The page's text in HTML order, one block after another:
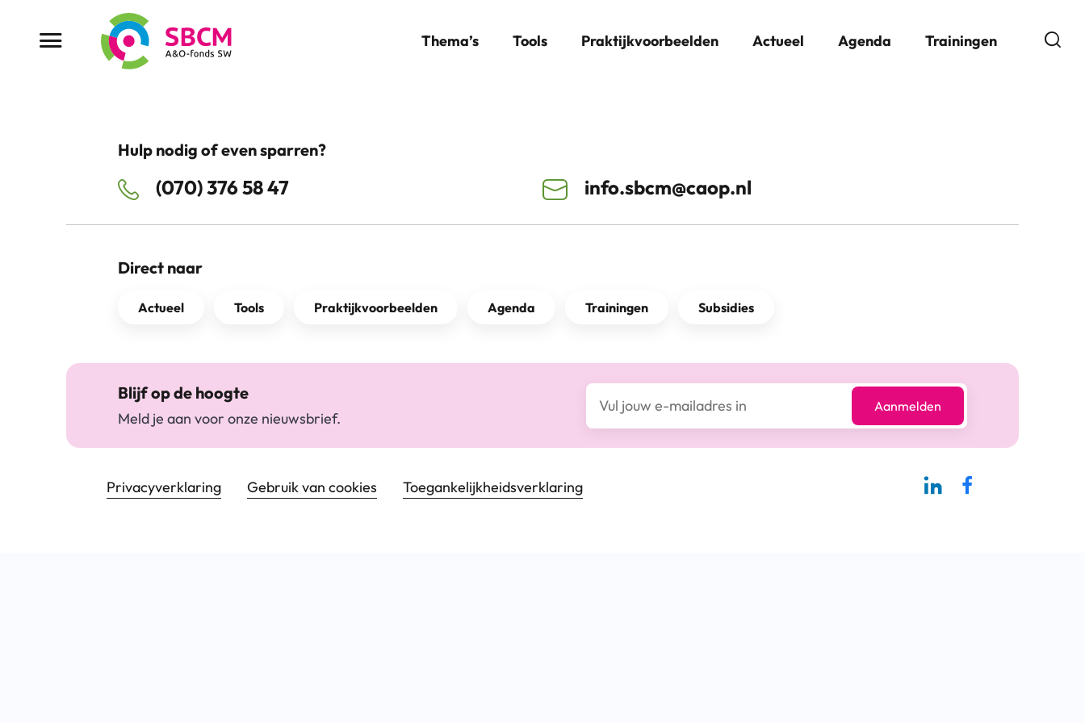
Menu button Thema’s Tools Praktijkvoorbeelden Actueel Agenda Trainingen
Hulp nodig of even sparren?
(070) 376 58 47 info.sbcm@caop.nl
Direct naar
Actueel Tools Praktijkvoorbeelden Agenda Trainingen Subsidies
Blijf op de hoogte
Meld je aan voor onze nieuwsbrief.
E-mailadres*
Aanmelden
Footer navigatie
Privacyverklaring Gebruik van cookies Toegankelijkheids­verklaring
Linkedin-pagina SBCM
Facebook SBCM